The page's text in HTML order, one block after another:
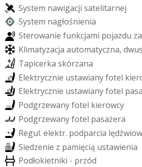
System nawigacji satelitarnej
System nagłośnienia
Sterowanie funkcjami pojazdu za
Klimatyzacja automatyczna, dwus
Tapicerka skórzana
Elektrycznie ustawianyfotel kier
Elektrycznie ustawianyfotel pasa
Podgrzewanyfotel kierowcy
Podgrzewanyfotel pasażera
Regul. elektr. podparcia lędźwiow
Siedzenie z pamięcią ustawienia
Podłokietniki - przód